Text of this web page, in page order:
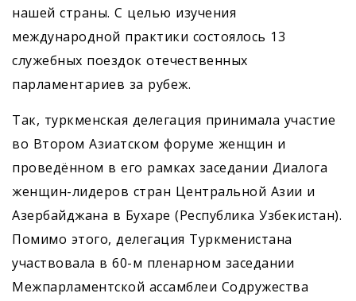
нашей страны. С целью изучения
международной практики состоялось 13
служебных поездок отечественных
парламентариев за рубеж.
Так, туркменская делегация принимала участие
во Втором Азиатском форуме женщин и
проведённом в его рамках заседании Диалога
женщин-лидеров стран Центральной Азии и
Азербайджана в Бухаре (Республика Узбекистан).
Помимо этого, делегация Туркменистана
участвовала в 60-м пленарном заседании
Межпарламентской ассамблеи Содружества